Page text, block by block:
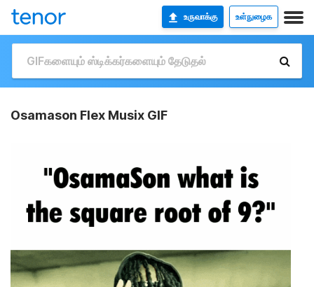
உருவாக்கு உள்நுழைக
Osamason Flex Musix GIF